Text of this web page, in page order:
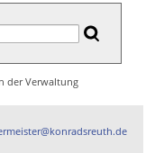
der Verwaltung